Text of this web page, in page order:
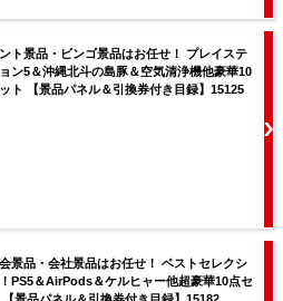
ト景品・ビンゴ景品はお任せ！ プレイステ
ン5＆沖縄北斗の島豚＆空気清浄機他豪華10
ト 【景品パネル＆引換券付き目録】15125
景品・会社景品はお任せ！ ベストセレクシ
PS5＆AirPods＆ケルヒャー他超豪華10点セ